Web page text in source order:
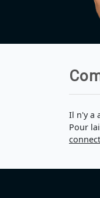
Il n'y a
Pour